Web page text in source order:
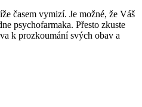
časem vymizí. Je možné, že Váš
psychofarmaka. Přesto zkuste
k prozkoumání svých obav a